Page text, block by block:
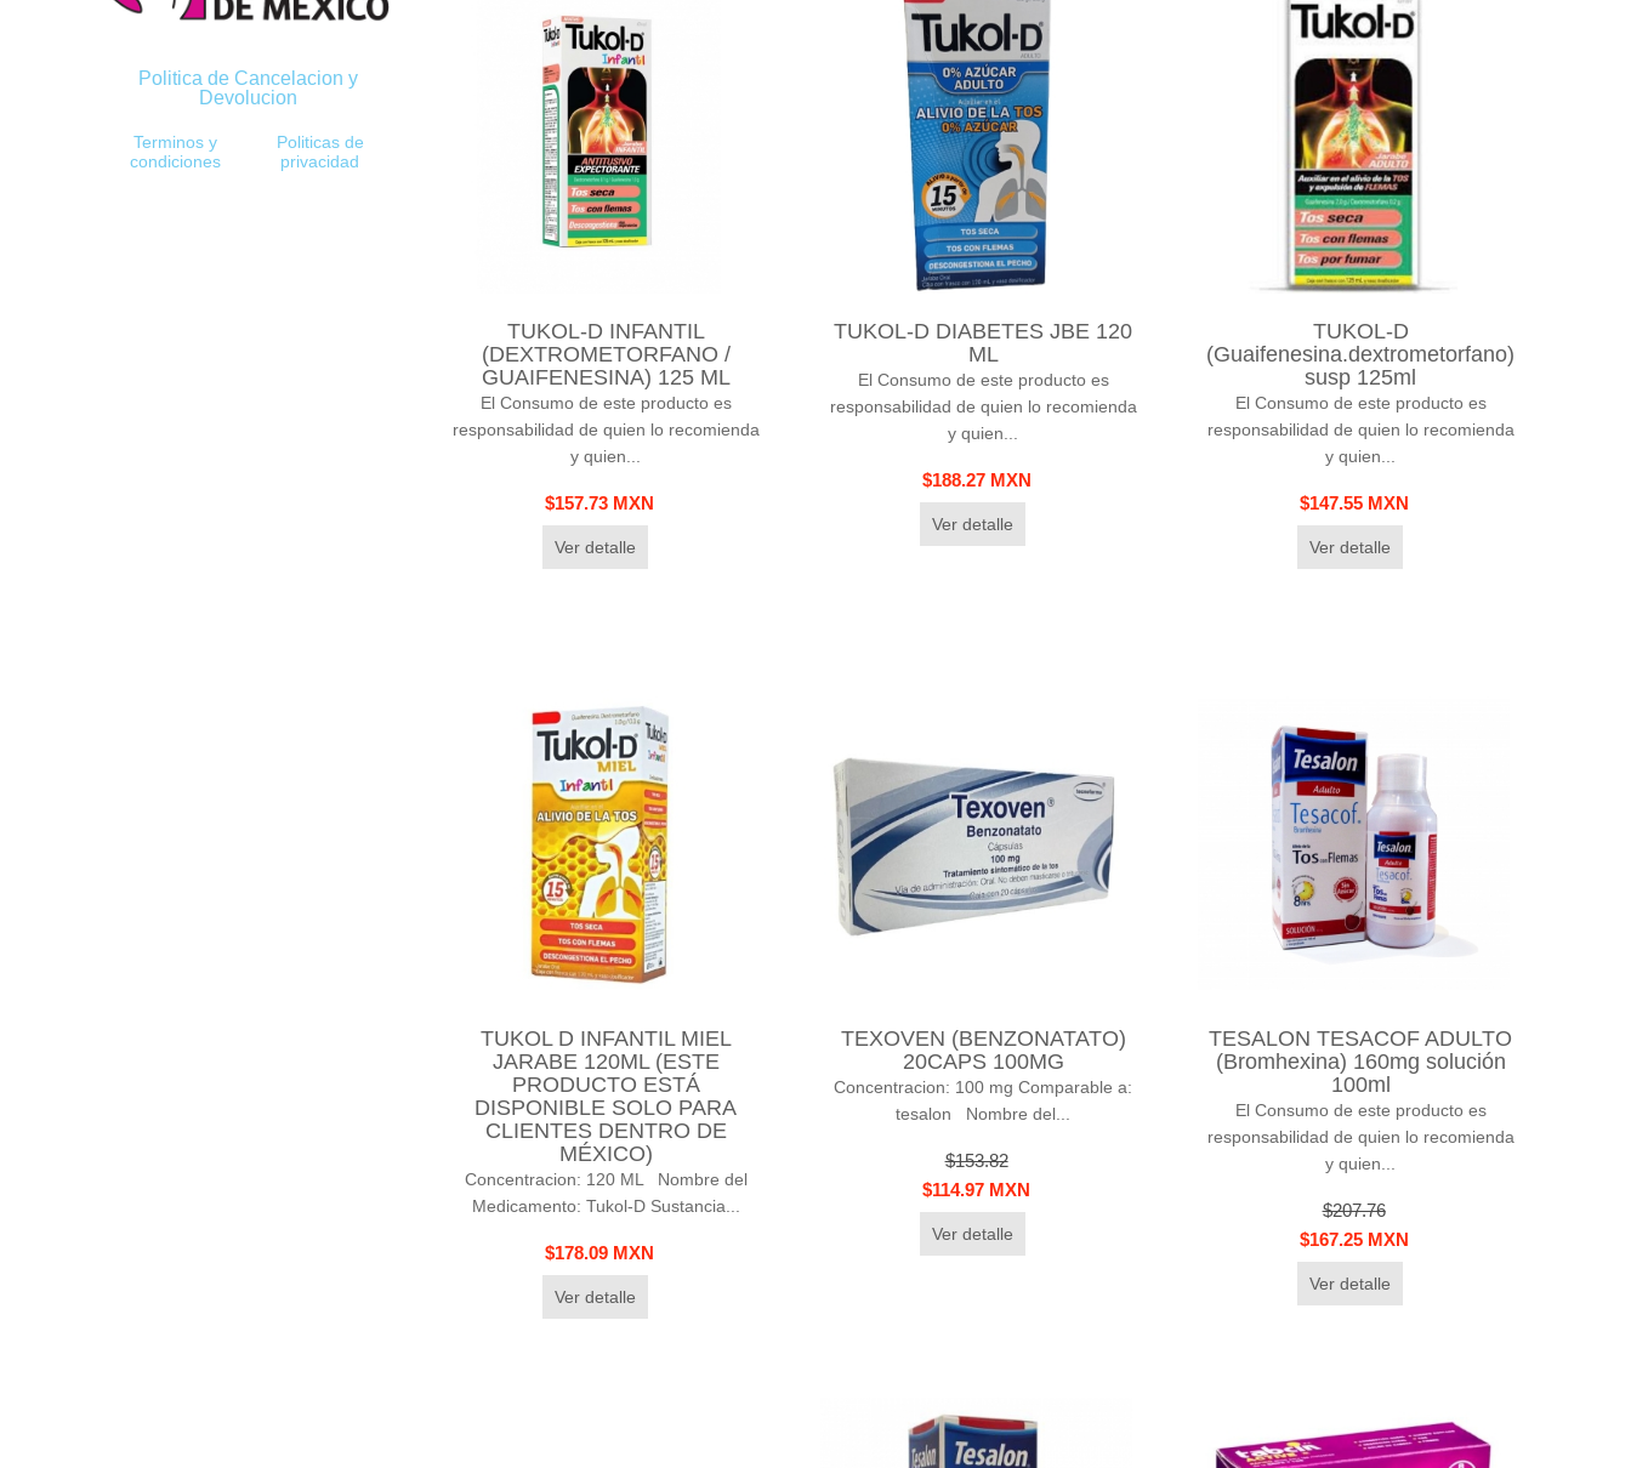
Politica de Cancelacion y
Devolucion
Terminos y
condiciones
Politicas de
privacidad
TUKOL-D INFANTIL
(DEXTROMETORFANO /
GUAIFENESINA) 125 ML
El Consumo de este producto es
responsabilidad de quien lo recomienda
y quien...
$157.73 MXN
Ver detalle
TUKOL-D DIABETES JBE 120
ML
El Consumo de este producto es
responsabilidad de quien lo recomienda
y quien...
$188.27 MXN
Ver detalle
TUKOL-D
(Guaifenesina.dextrometorfano)
susp 125ml
El Consumo de este producto es
responsabilidad de quien lo recomienda
y quien...
$147.55 MXN
Ver detalle
TUKOL D INFANTIL MIEL
JARABE 120ML (ESTE
PRODUCTO ESTÁ
DISPONIBLE SOLO PARA
CLIENTES DENTRO DE
MÉXICO)
Concentracion: 120 ML Nombre del
Medicamento: Tukol-D Sustancia...
$178.09 MXN
Ver detalle
TEXOVEN (BENZONATATO)
20CAPS 100MG
Concentracion: 100 mg Comparable a:
tesalon Nombre del...
$153.82
$114.97 MXN
Ver detalle
TESALON TESACOF ADULTO
(Bromhexina) 160mg solución
100ml
El Consumo de este producto es
responsabilidad de quien lo recomienda
y quien...
$207.76
$167.25 MXN
Ver detalle